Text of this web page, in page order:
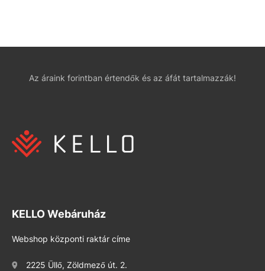
Az áraink forintban értendők és az áfát tartalmazzák!
KELLO Webáruház
Webshop központi raktár címe
2225 Üllő, Zöldmező út. 2.